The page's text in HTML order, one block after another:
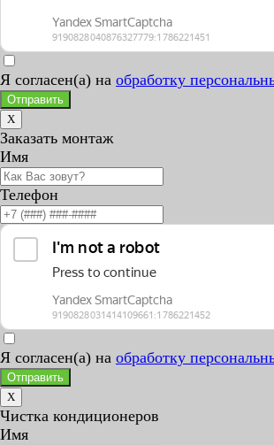
Я согласен(а) на обработку
Отправить
X
Заказать монтаж
Имя
Телефон
Я согласен(а) на обработку
Отправить
X
Чистка кондиционеров
Имя